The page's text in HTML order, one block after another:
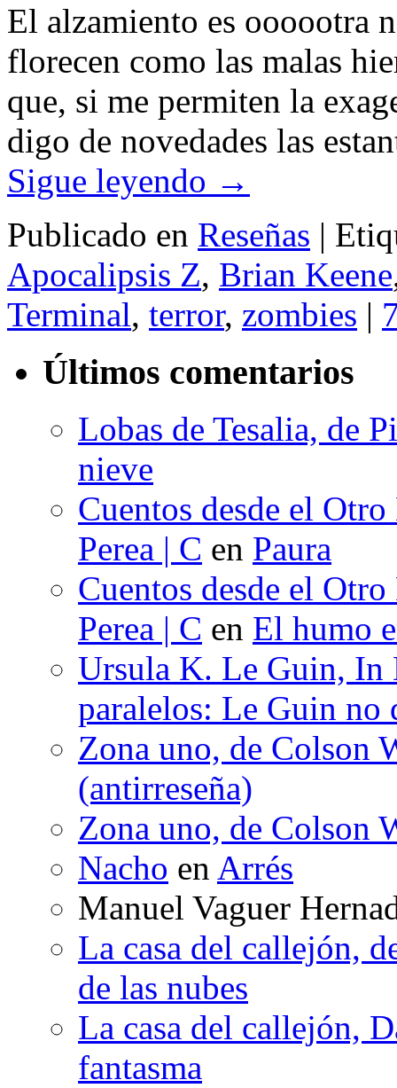
El alzamiento es oooootra
florecen como las malas
que, si me permiten la
digo de novedades las
Sigue leyendo →
Publicado en Reseñas |
Apocalipsis Z, Brian Keene
Terminal, terror, zombies |
Últimos comentarios
Lobas de Tesalia, de
nieve
Cuentos desde el
Perea | C en Paura
Cuentos desde el
Perea | C en El humo
Ursula K. Le Guin, In
paralelos: Le Guin no
Zona uno, de Colson
(antirreseña)
Zona uno, de Colson
Nacho en Arrés
Manuel Vaguer
La casa del callejón,
de las nubes
La casa del callejón,
fantasma